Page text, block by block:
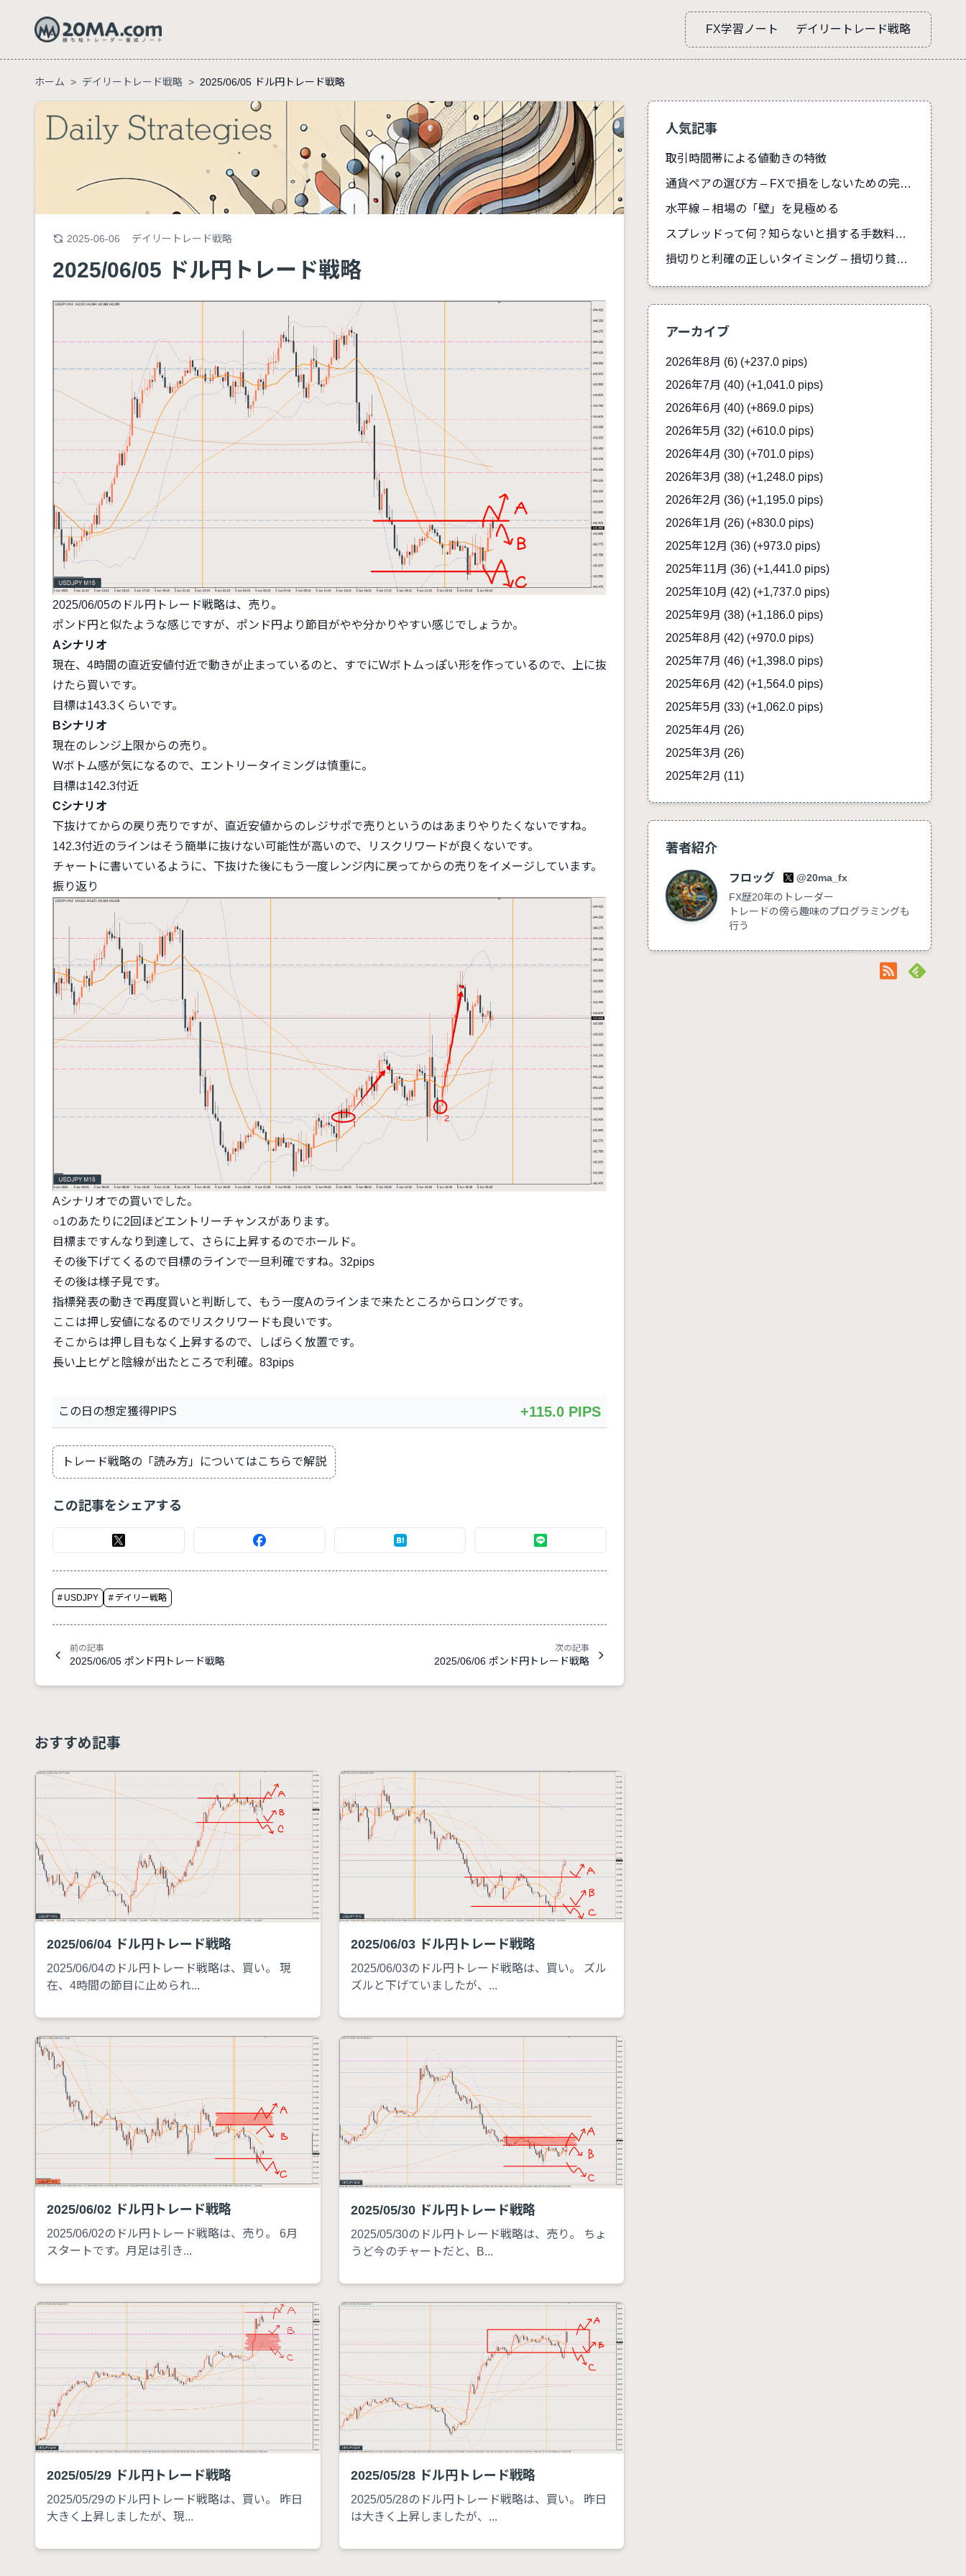
FX学習ノート デイリートレード戦略
ホーム > デイリートレード戦略 > 2025/06/05 ドル円トレード戦略
2025-06-06 デイリートレード戦略
2025/06/05 ドル円トレード戦略
2025/06/05のドル円トレード戦略は、売り。
ポンド円と似たような感じですが、ポンド円より節目がやや分かりやすい感じでしょうか。
Aシナリオ
現在、4時間の直近安値付近で動きが止まっているのと、すでにWボトムっぽい形を作っているので、上に抜
けたら買いです。
目標は143.3くらいです。
Bシナリオ
現在のレンジ上限からの売り。
Wボトム感が気になるので、エントリータイミングは慎重に。
目標は142.3付近
Cシナリオ
下抜けてからの戻り売りですが、直近安値からのレジサポで売りというのはあまりやりたくないですね。
142.3付近のラインはそう簡単に抜けない可能性が高いので、リスクリワードが良くないです。
チャートに書いているように、下抜けた後にもう一度レンジ内に戻ってからの売りをイメージしています。
振り返り
Aシナリオでの買いでした。
○1のあたりに2回ほどエントリーチャンスがあります。
目標まですんなり到達して、さらに上昇するのでホールド。
その後下げてくるので目標のラインで一旦利確ですね。32pips
その後は様子見です。
指標発表の動きで再度買いと判断して、もう一度Aのラインまで来たところからロングです。
ここは押し安値になるのでリスクリワードも良いです。
そこからは押し目もなく上昇するので、しばらく放置です。
長い上ヒゲと陰線が出たところで利確。83pips
この日の想定獲得PIPS +115.0 PIPS
トレード戦略の「読み方」についてはこちらで解説
この記事をシェアする
# USDJPY # デイリー戦略
前の記事
2025/06/05 ポンド円トレード戦略
次の記事
2025/06/06 ポンド円トレード戦略
おすすめ記事
2025/06/04 ドル円トレード戦略
2025/06/04のドル円トレード戦略は、買い。 現
在、4時間の節目に止められ...
2025/06/03 ドル円トレード戦略
2025/06/03のドル円トレード戦略は、買い。 ズル
ズルと下げていましたが、...
2025/06/02 ドル円トレード戦略
2025/06/02のドル円トレード戦略は、売り。 6月
スタートです。月足は引き...
2025/05/30 ドル円トレード戦略
2025/05/30のドル円トレード戦略は、売り。 ちょ
うど今のチャートだと、B...
2025/05/29 ドル円トレード戦略
2025/05/29のドル円トレード戦略は、買い。 昨日
大きく上昇しましたが、現...
2025/05/28 ドル円トレード戦略
2025/05/28のドル円トレード戦略は、買い。 昨日
は大きく上昇しましたが、...
人気記事
取引時間帯による値動きの特徴
通貨ペアの選び方 – FXで損をしないための完全ガイド
水平線 – 相場の「壁」を見極める
スプレッドって何？知らないと損する手数料の真実
損切りと利確の正しいタイミング – 損切り貧乏を防ぐ
アーカイブ
2026年8月 (6) (+237.0 pips)
2026年7月 (40) (+1,041.0 pips)
2026年6月 (40) (+869.0 pips)
2026年5月 (32) (+610.0 pips)
2026年4月 (30) (+701.0 pips)
2026年3月 (38) (+1,248.0 pips)
2026年2月 (36) (+1,195.0 pips)
2026年1月 (26) (+830.0 pips)
2025年12月 (36) (+973.0 pips)
2025年11月 (36) (+1,441.0 pips)
2025年10月 (42) (+1,737.0 pips)
2025年9月 (38) (+1,186.0 pips)
2025年8月 (42) (+970.0 pips)
2025年7月 (46) (+1,398.0 pips)
2025年6月 (42) (+1,564.0 pips)
2025年5月 (33) (+1,062.0 pips)
2025年4月 (26)
2025年3月 (26)
2025年2月 (11)
著者紹介
フロッグ
@20ma_fx
FX歴20年のトレーダー
トレードの傍ら趣味のプログラミングも
行う